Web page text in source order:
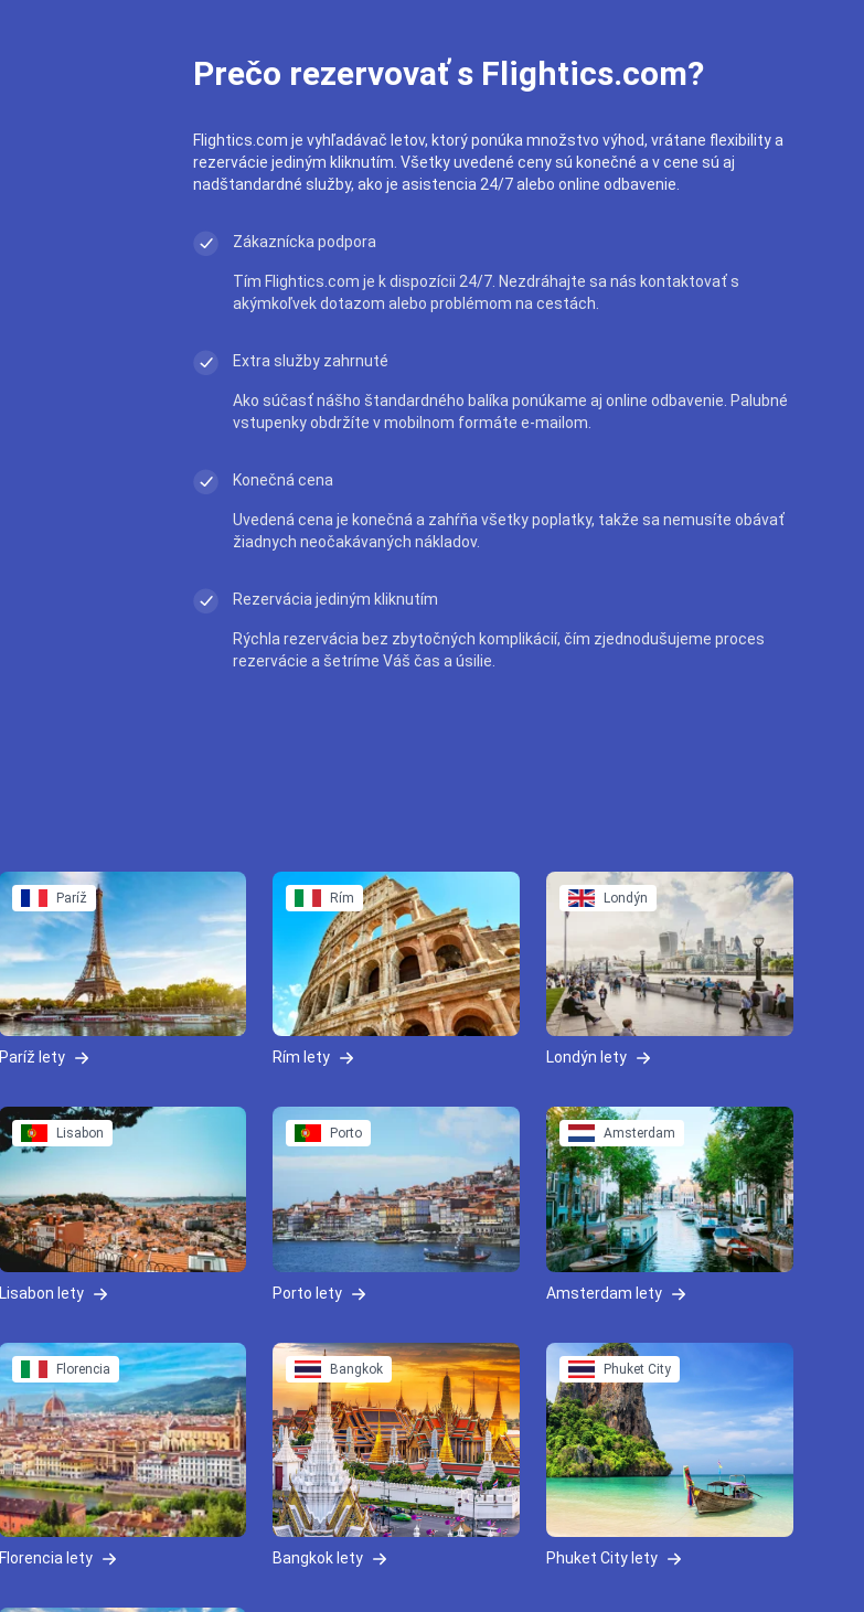
Prečo rezervovať s Flightics.com?
Flightics.com je vyhľadávač letov, ktorý ponúka množstvo výhod, vrátane flexibility a
rezervácie jediným kliknutím. Všetky uvedené ceny sú konečné a v cene sú aj
nadštandardné služby, ako je asistencia 24/7 alebo online odbavenie.
Zákaznícka podpora
Tím Flightics.com je k dispozícii 24/7. Nezdráhajte sa nás kontaktovať s
akýmkoľvek dotazom alebo problémom na cestách.
Extra služby zahrnuté
Ako súčasť nášho štandardného balíka ponúkame aj online odbavenie. Palubné
vstupenky obdržíte v mobilnom formáte e-mailom.
Konečná cena
Uvedená cena je konečná a zahŕňa všetky poplatky, takže sa nemusíte obávať
žiadnych neočakávaných nákladov.
Rezervácia jediným kliknutím
Rýchla rezervácia bez zbytočných komplikácií, čím zjednodušujeme proces
rezervácie a šetríme Váš čas a úsilie.
Paríž
Paríž lety
Rím
Rím lety
Londýn
Londýn lety
Lisabon
Lisabon lety
Porto
Porto lety
Amsterdam
Amsterdam lety
Florencia
Florencia lety
Bangkok
Bangkok lety
Phuket City
Phuket City lety